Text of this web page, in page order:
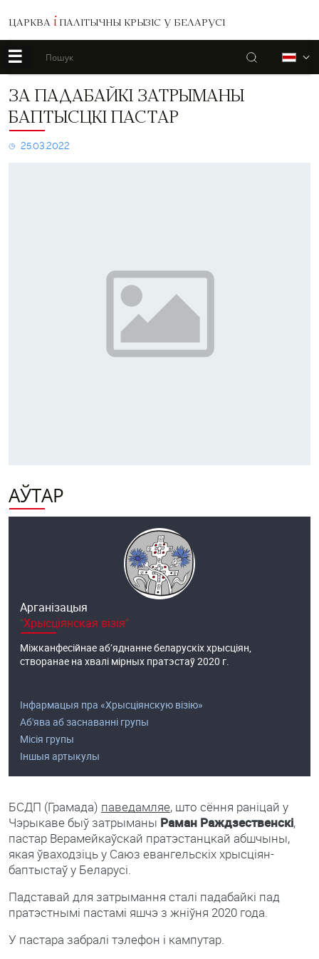
ЦАРКВА І ПАЛІТЫЧНЫ КРЫЗІС У БЕЛАРУСІ
☰ Пошук
За
падабайкі
затрыманы
баптысцкі
пастар
ЗА ПАДАБАЙКІ ЗАТРЫМАНЫ
БАПТЫСЦКІ ПАСТАР
25.03.2022
АЎТАР
Арганізацыя
"Хрысціянская візія"
Міжканфесійнае аб’яднанне беларускіх хрысціян,
створанае на хвалі мірных пратэстаў 2020 г.
Інфармацыя пра «Хрысціянскую візію»
Аб'ява аб заснаванні групы
Місія групы
Іншыя артыкулы
БСДП (Грамада) паведамляе, што сёння раніцай у
Чэрыкаве быў затрыманы Раман Раждзественскі,
пастар Верамейкаўскай пратэстанцкай абшчыны,
якая ўваходзіць у Саюз евангельскіх хрысціян-
баптыстаў у Беларусі.
Падставай для затрымання сталі падабайкі пад
пратэстнымі пастамі яшчэ з жніўня 2020 года.
У пастара забралі тэлефон і кампутар.